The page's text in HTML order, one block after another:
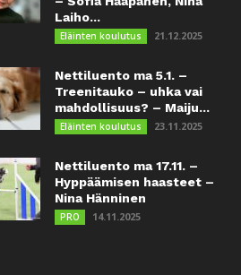
Laiho...
Eläinten koulutus 21.12.2025
Nettiluento ma 5.1. –
Treenitauko – uhka vai
mahdollisuus? – Maiju...
Eläinten koulutus 23.11.2025
Nettiluento ma 17.11. –
Hyppäämisen haasteet –
Nina Hänninen
PRO 14.11.2025